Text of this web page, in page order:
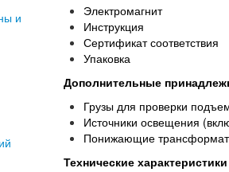
и
Электромагнит
Инструкция
Сертификат соответствия
Упаковка
Дополнительные
Грузы для проверки
Источники освещения
Понижающие
Технические характеристики